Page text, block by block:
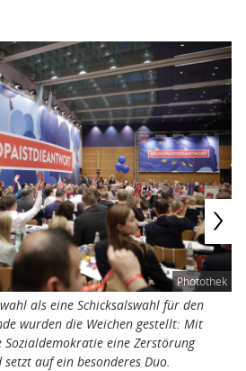
Photothek
als eine Schicksalswahl für den
wurden die Weichen gestellt: Mit
eine Zerstörung
auf ein besonderes Duo.
Vor